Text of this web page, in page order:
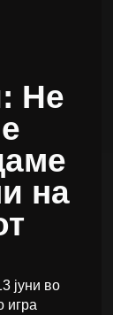
Не
на
јуни во
игра